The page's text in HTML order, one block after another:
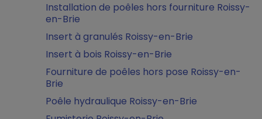
Installation de poêles hors fourniture Roissy-
en-Brie
Insert à granulés Roissy-en-Brie
Insert à bois Roissy-en-Brie
Fourniture de poêles hors pose Roissy-en-
Brie
Poêle hydraulique Roissy-en-Brie